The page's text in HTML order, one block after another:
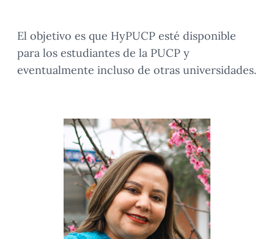
El objetivo es que HyPUCP esté disponible
para los estudiantes de la PUCP y
eventualmente incluso de otras universidades.